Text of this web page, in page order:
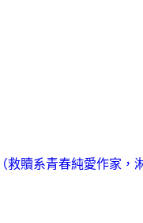
救贖系青春純愛作家，